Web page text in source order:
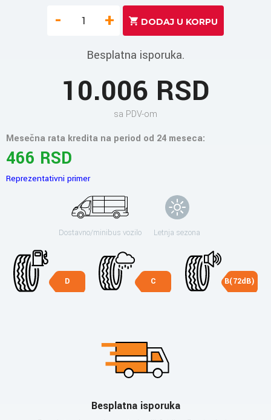
- +
Besplatna isporuka.
10.006 RSD
sa PDV-om
Mesečna rata kredita na period od 24 meseca:
466 RSD
Reprezentativni primer
Dostavno/minibus vozilo Letnja sezona
D C B(72dB)
Besplatna isporuka